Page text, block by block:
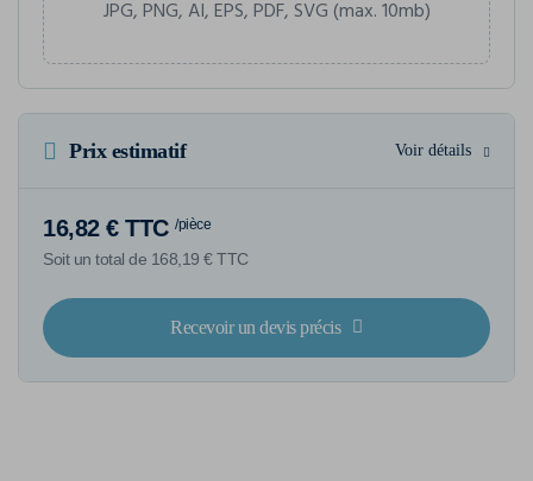
JPG, PNG, AI, EPS, PDF, SVG (max. 10mb)
Prix estimatif Voir détails
16,82 € TTC /pièce
Soit un total de 168,19 € TTC
Recevoir un devis précis